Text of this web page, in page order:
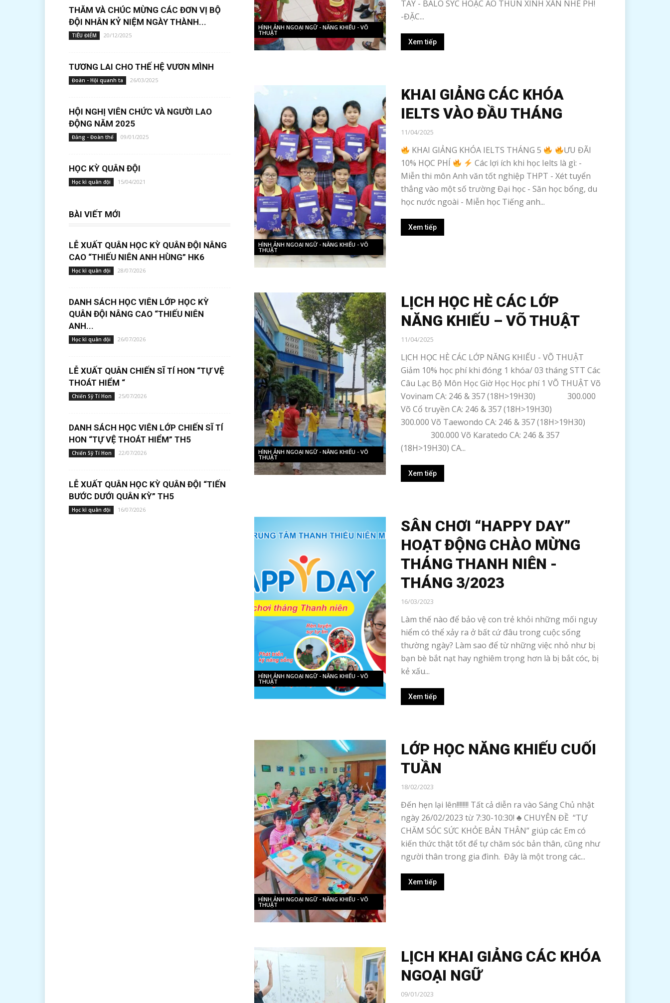
HÌNH ẢNH NGOẠI NGỮ - NĂNG KHIẾU - VÕ
THUẬT
TAY - BALO SYC HOẶC ÁO THUN XINH XẮN NHÉ PH!
-ĐẶC...
Xem tiếp
HÌNH ẢNH NGOẠI NGỮ - NĂNG KHIẾU - VÕ
THUẬT
KHAI GIẢNG CÁC KHÓA
IELTS VÀO ĐẦU THÁNG
11/04/2025
KHAI GIẢNG KHÓA IELTS THÁNG 5
ƯU ĐÃI
10% HỌC PHÍ
Các lợi ích khi học Ielts là gì: -
Miễn thi môn Anh văn tốt nghiệp THPT - Xét tuyển
thẳng vào một số trường Đại học - Săn học bổng, du
học nước ngoài - Miễn học Tiếng anh...
Xem tiếp
HÌNH ẢNH NGOẠI NGỮ - NĂNG KHIẾU - VÕ
THUẬT
LỊCH HỌC HÈ CÁC LỚP
NĂNG KHIẾU – VÕ THUẬT
11/04/2025
LỊCH HỌC HÈ CÁC LỚP NĂNG KHIẾU - VÕ THUẬT
Giảm 10% học phí khi đóng 1 khóa/ 03 tháng STT Các
Câu Lạc Bộ Môn Học Giờ Học Học phí 1 VÕ THUẬT Võ
Vovinam CA: 246 & 357 (18H>19H30) 300.000
Võ Cổ truyền CA: 246 & 357 (18H>19H30)
300.000 Võ Taewondo CA: 246 & 357 (18H>19H30)
300.000 Võ Karatedo CA: 246 & 357
(18H>19H30) CA...
Xem tiếp
HÌNH ẢNH NGOẠI NGỮ - NĂNG KHIẾU - VÕ
THUẬT
SÂN CHƠI “HAPPY DAY”
HOẠT ĐỘNG CHÀO MỪNG
THÁNG THANH NIÊN -
THÁNG 3/2023
16/03/2023
Làm thế nào để bảo vệ con trẻ khỏi những mối nguy
hiểm có thể xảy ra ở bất cứ đâu trong cuộc sống
thường ngày? Làm sao để từ những việc nhỏ như bị
bạn bè bắt nạt hay nghiêm trọng hơn là bị bắt cóc, bị
kẻ xấu...
Xem tiếp
HÌNH ẢNH NGOẠI NGỮ - NĂNG KHIẾU - VÕ
THUẬT
LỚP HỌC NĂNG KHIẾU CUỐI
TUẦN
18/02/2023
Đến hẹn lại lên!!!!!!!! Tất cả diễn ra vào Sáng Chủ nhật
ngày 26/02/2023 từ 7:30-10:30! ♣ CHUYÊN ĐỀ “TỰ
CHĂM SÓC SỨC KHỎE BẢN THÂN” giúp các Em có
kiến thức thật tốt để tự chăm sóc bản thân, cũng như
người thân trong gia đình. Đây là một trong các...
Xem tiếp
LỊCH KHAI GIẢNG CÁC KHÓA
NGOẠI NGỮ
09/01/2023
THĂM VÀ CHÚC MỪNG CÁC ĐƠN VỊ BỘ
ĐỘI NHÂN KỶ NIỆM NGÀY THÀNH...
TIÊU ĐIỂM 20/12/2025
TƯƠNG LAI CHO THẾ HỆ VƯƠN MÌNH
Đoàn - Hội quanh ta 26/03/2025
HỘI NGHỊ VIÊN CHỨC VÀ NGƯỜI LAO
ĐỘNG NĂM 2025
Đảng - Đoàn thể 09/01/2025
HỌC KỲ QUÂN ĐỘI
Học kì quân đội 15/04/2021
BÀI VIẾT MỚI
LỄ XUẤT QUÂN HỌC KỲ QUÂN ĐỘI NÂNG
CAO “THIẾU NIÊN ANH HÙNG” HK6
Học kì quân đội 28/07/2026
DANH SÁCH HỌC VIÊN LỚP HỌC KỲ
QUÂN ĐỘI NÂNG CAO “THIẾU NIÊN
ANH...
Học kì quân đội 26/07/2026
LỄ XUẤT QUÂN CHIẾN SĨ TÍ HON “TỰ VỆ
THOÁT HIỂM “
Chiến Sỹ Tí Hon 25/07/2026
DANH SÁCH HỌC VIÊN LỚP CHIẾN SĨ TÍ
HON “TỰ VỆ THOÁT HIỂM” TH5
Chiến Sỹ Tí Hon 22/07/2026
LỄ XUẤT QUÂN HỌC KỲ QUÂN ĐỘI “TIẾN
BƯỚC DƯỚI QUÂN KỲ” TH5
Học kì quân đội 16/07/2026